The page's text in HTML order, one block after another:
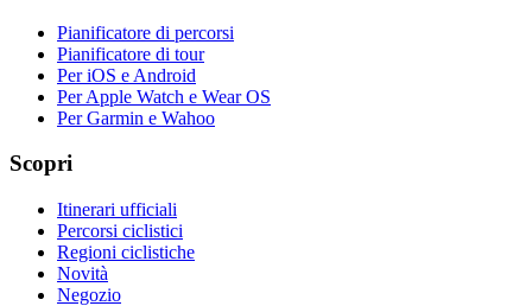
Pianificatore di percorsi
Pianificatore di tour
Per iOS e Android
Per Apple Watch e Wear OS
Per Garmin e Wahoo
Scopri
Itinerari ufficiali
Percorsi ciclistici
Regioni ciclistiche
Novità
Negozio